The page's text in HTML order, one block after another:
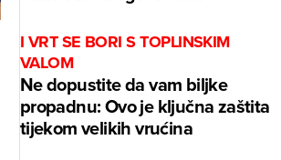
I VRT SE BORI S TOPLINSKIM
VALOM
Ne dopustite da vam biljke
propadnu: Ovo je ključna zaštita
tijekom velikih vrućina